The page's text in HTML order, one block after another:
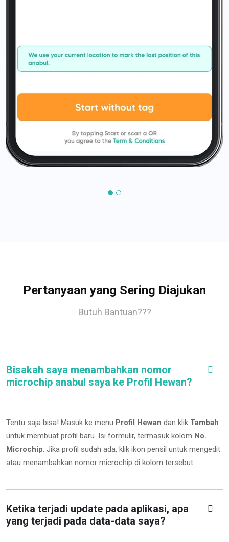
Pertanyaan yang Sering Diajukan
Butuh Bantuan???
Bisakah saya menambahkan nomor
microchip anabul saya ke Profil Hewan?
Tentu saja bisa! Masuk ke menu Profil Hewan dan klik Tambah
untuk membuat profil baru. Isi formulir, termasuk kolom No.
Microchip. Jika profil sudah ada, klik ikon pensil untuk mengedit
atau menambahkan nomor microchip di kolom tersebut.
Ketika terjadi update pada aplikasi, apa
yang terjadi pada data-data saya?